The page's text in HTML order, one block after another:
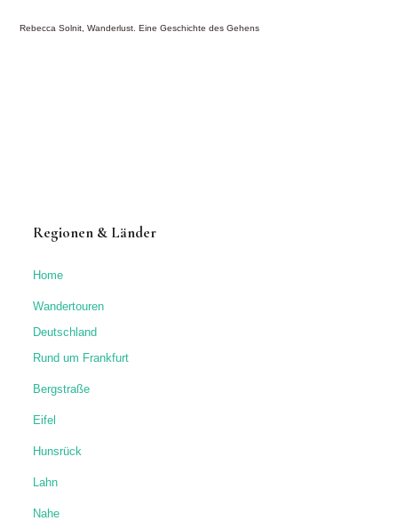
Rebecca Solnit, Wanderlust. Eine Geschichte des Gehens
Regionen & Länder
Home
Wandertouren
Deutschland
Rund um Frankfurt
Bergstraße
Eifel
Hunsrück
Lahn
Nahe